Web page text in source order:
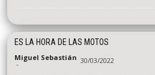
ES LA HORA DE LAS MOTOS
Miguel Sebastián
- 30/03/2022